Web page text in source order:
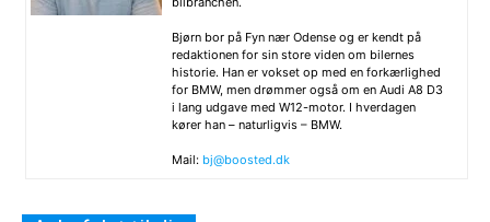
Bjørn bor på Fyn nær Odense og er kendt på
redaktionen for sin store viden om bilernes
historie. Han er vokset op med en forkærlighed
for BMW, men drømmer også om en Audi A8 D3
i lang udgave med W12-motor. I hverdagen
kører han – naturligvis – BMW.
Mail: bj@boosted.dk